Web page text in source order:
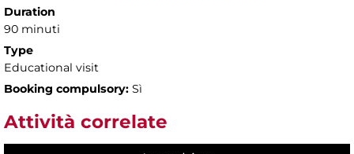
Duration
90 minuti
Type
Educational visit
Booking compulsory: Sì
Attività correlate